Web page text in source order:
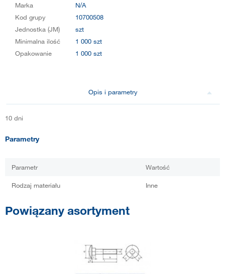
Marka
N/A
Kod grupy
10700508
Jednostka (JM)
szt
Minimalna ilość
1 000 szt
Opakowanie
1 000 szt
Opis i parametry
10 dni
Parametry
Parametr Wartość
Rodzaj materiału Inne
Powiązany asortyment